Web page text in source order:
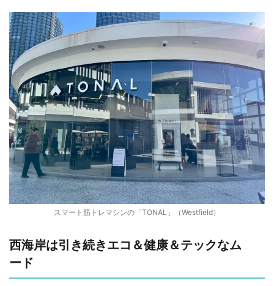
スマート筋トレマシンの「TONAL」（Westfield）
西海岸は引き続きエコ＆健康＆テックなム
ード